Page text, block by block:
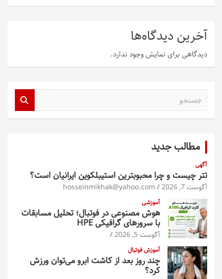
آخرین دیدگاه‌ها
دیدگاهی برای نمایش وجود ندارد.
مطالب جدید
آگهی
تتر چیست و چرا محبوبترین استیبلکوین ایرانیان است؟
آگوست 7, 2026 hosseinmikhak@yahoo.com
آموزشی
هوش مصنوعی در فوتبال؛ تحلیل مسابقات
با سرورهای گرافیکی HPE
آگوست 5, 2026
آموزش فوتبال
چند روز بعد از کاشت ابرو می‌توان ورزش
کرد؟